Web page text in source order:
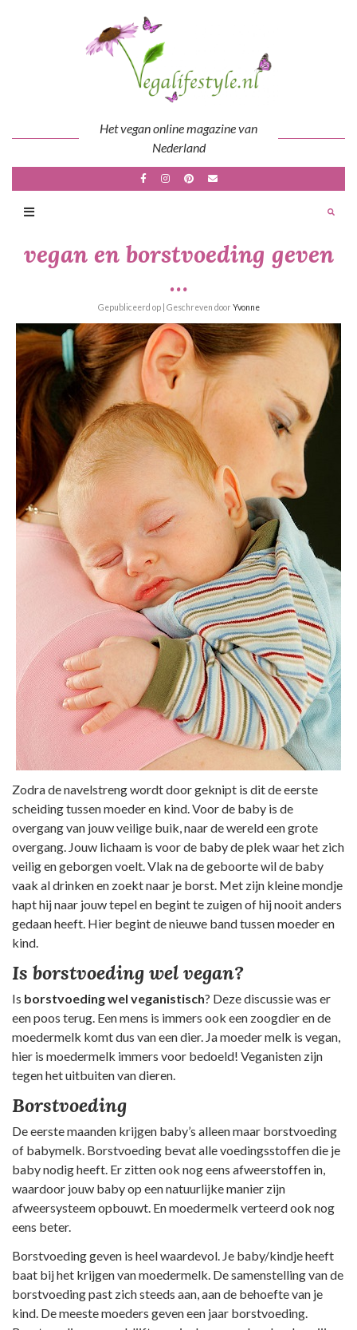
Het vegan online magazine van
Nederland
vegan en borstvoeding geven
…
Gepubliceerd op | Geschreven door Yvonne
Zodra de navelstreng wordt door geknipt is dit de eerste
scheiding tussen moeder en kind. Voor de baby is de
overgang van jouw veilige buik, naar de wereld een grote
overgang. Jouw lichaam is voor de baby de plek waar het zich
veilig en geborgen voelt. Vlak na de geboorte wil de baby
vaak al drinken en zoekt naar je borst. Met zijn kleine mondje
hapt hij naar jouw tepel en begint te zuigen of hij nooit anders
gedaan heeft. Hier begint de nieuwe band tussen moeder en
kind.
Is borstvoeding wel vegan?
Is borstvoeding wel veganistisch? Deze discussie was er
een poos terug. Een mens is immers ook een zoogdier en de
moedermelk komt dus van een dier. Ja moeder melk is vegan,
hier is moedermelk immers voor bedoeld! Veganisten zijn
tegen het uitbuiten van dieren.
Borstvoeding
De eerste maanden krijgen baby’s alleen maar borstvoeding
of babymelk. Borstvoeding bevat alle voedingsstoffen die je
baby nodig heeft. Er zitten ook nog eens afweerstoffen in,
waardoor jouw baby op een natuurlijke manier zijn
afweersysteem opbouwt. En moedermelk verteerd ook nog
eens beter.
Borstvoeding geven is heel waardevol. Je baby/kindje heeft
baat bij het krijgen van moedermelk. De samenstelling van de
borstvoeding past zich steeds aan, aan de behoefte van je
kind. De meeste moeders geven een jaar borstvoeding.